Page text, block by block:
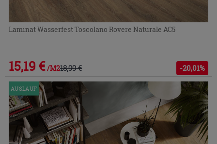
Laminat Wasserfest Toscolano Rovere Naturale AC5
15,19 € /M218,99 € -20,01%
AUSLAUF